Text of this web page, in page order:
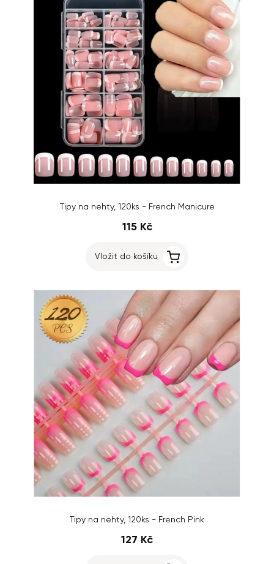
Tipy na nehty, 120ks - French Manicure
115 Kč
Vložit do košíku
Tipy na nehty, 120ks - French Pink
127 Kč